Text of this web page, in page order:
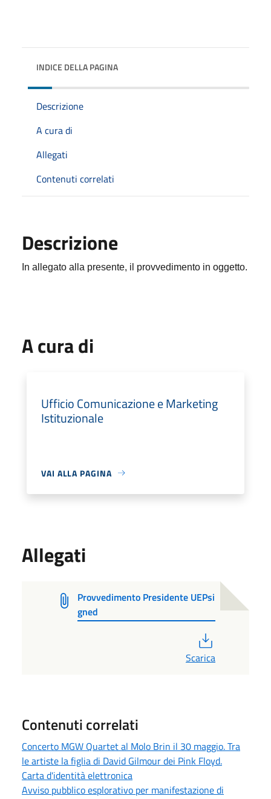
INDICE DELLA PAGINA
Descrizione
A cura di
Allegati
Contenuti correlati
Descrizione
In allegato alla presente, il provvedimento in oggetto.
A cura di
Ufficio Comunicazione e Marketing
Istituzionale
VAI ALLA PAGINA
Allegati
Provvedimento Presidente UEPsi
gned
Scarica
Contenuti correlati
Concerto MGW Quartet al Molo Brin il 30 maggio. Tra
le artiste la figlia di David Gilmour dei Pink Floyd.
Carta d'identità elettronica
Avviso pubblico esplorativo per manifestazione di